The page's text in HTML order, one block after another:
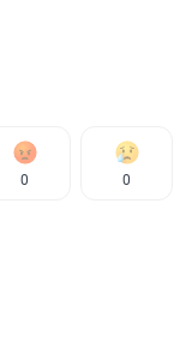
0 0